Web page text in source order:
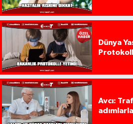
Dünya
Avcı: